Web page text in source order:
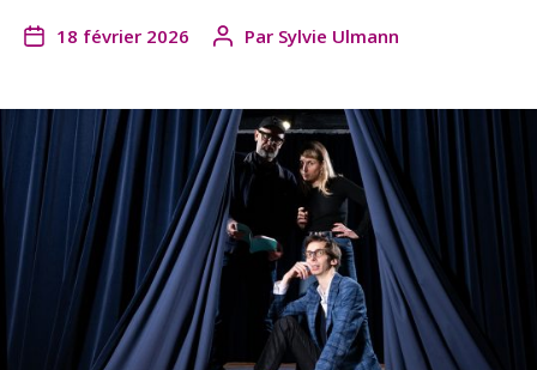
18 février 2026 Par Sylvie Ulmann